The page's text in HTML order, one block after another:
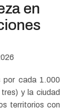
en
por cada 1.000
y la ciudad
territorios con